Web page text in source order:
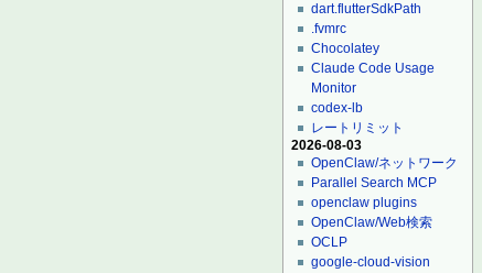
dart.flutterSdkPath
.fvmrc
Chocolatey
Claude Code Usage
Monitor
codex-lb
レートリミット
2026-08-03
OpenClaw/ネットワーク
Parallel Search MCP
openclaw plugins
OpenClaw/Web検索
OCLP
google-cloud-vision